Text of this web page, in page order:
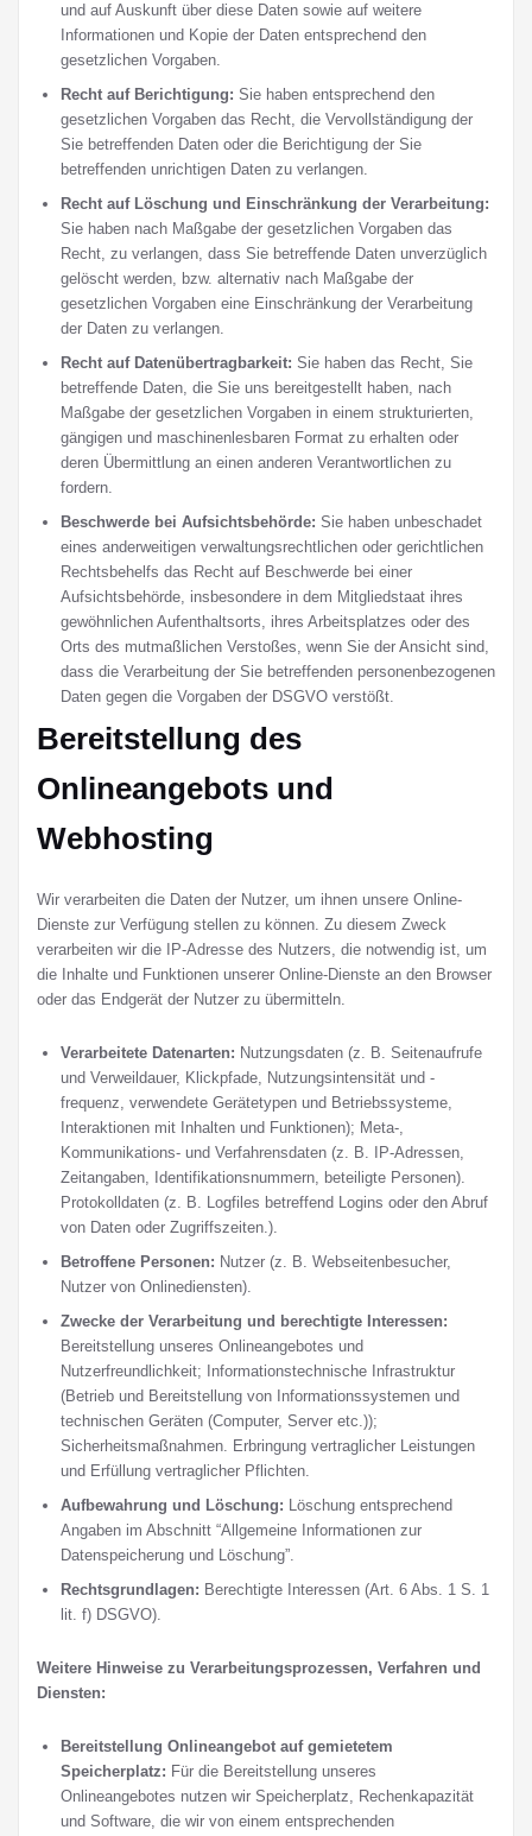
und auf Auskunft über diese Daten sowie auf weitere
Informationen und Kopie der Daten entsprechend den
gesetzlichen Vorgaben.
Recht auf Berichtigung: Sie haben entsprechend den
gesetzlichen Vorgaben das Recht, die Vervollständigung der
Sie betreffenden Daten oder die Berichtigung der Sie
betreffenden unrichtigen Daten zu verlangen.
Recht auf Löschung und Einschränkung der Verarbeitung:
Sie haben nach Maßgabe der gesetzlichen Vorgaben das
Recht, zu verlangen, dass Sie betreffende Daten unverzüglich
gelöscht werden, bzw. alternativ nach Maßgabe der
gesetzlichen Vorgaben eine Einschränkung der Verarbeitung
der Daten zu verlangen.
Recht auf Datenübertragbarkeit: Sie haben das Recht, Sie
betreffende Daten, die Sie uns bereitgestellt haben, nach
Maßgabe der gesetzlichen Vorgaben in einem strukturierten,
gängigen und maschinenlesbaren Format zu erhalten oder
deren Übermittlung an einen anderen Verantwortlichen zu
fordern.
Beschwerde bei Aufsichtsbehörde: Sie haben unbeschadet
eines anderweitigen verwaltungsrechtlichen oder gerichtlichen
Rechtsbehelfs das Recht auf Beschwerde bei einer
Aufsichtsbehörde, insbesondere in dem Mitgliedstaat ihres
gewöhnlichen Aufenthaltsorts, ihres Arbeitsplatzes oder des
Orts des mutmaßlichen Verstoßes, wenn Sie der Ansicht sind,
dass die Verarbeitung der Sie betreffenden personenbezogenen
Daten gegen die Vorgaben der DSGVO verstößt.
Bereitstellung des
Onlineangebots und
Webhosting
Wir verarbeiten die Daten der Nutzer, um ihnen unsere Online-
Dienste zur Verfügung stellen zu können. Zu diesem Zweck
verarbeiten wir die IP-Adresse des Nutzers, die notwendig ist, um
die Inhalte und Funktionen unserer Online-Dienste an den Browser
oder das Endgerät der Nutzer zu übermitteln.
Verarbeitete Datenarten: Nutzungsdaten (z. B. Seitenaufrufe
und Verweildauer, Klickpfade, Nutzungsintensität und -
frequenz, verwendete Gerätetypen und Betriebssysteme,
Interaktionen mit Inhalten und Funktionen); Meta-,
Kommunikations- und Verfahrensdaten (z. B. IP-Adressen,
Zeitangaben, Identifikationsnummern, beteiligte Personen).
Protokolldaten (z. B. Logfiles betreffend Logins oder den Abruf
von Daten oder Zugriffszeiten.).
Betroffene Personen: Nutzer (z. B. Webseitenbesucher,
Nutzer von Onlinediensten).
Zwecke der Verarbeitung und berechtigte Interessen:
Bereitstellung unseres Onlineangebotes und
Nutzerfreundlichkeit; Informationstechnische Infrastruktur
(Betrieb und Bereitstellung von Informationssystemen und
technischen Geräten (Computer, Server etc.));
Sicherheitsmaßnahmen. Erbringung vertraglicher Leistungen
und Erfüllung vertraglicher Pflichten.
Aufbewahrung und Löschung: Löschung entsprechend
Angaben im Abschnitt “Allgemeine Informationen zur
Datenspeicherung und Löschung”.
Rechtsgrundlagen: Berechtigte Interessen (Art. 6 Abs. 1 S. 1
lit. f) DSGVO).
Weitere Hinweise zu Verarbeitungsprozessen, Verfahren und
Diensten:
Bereitstellung Onlineangebot auf gemietetem
Speicherplatz: Für die Bereitstellung unseres
Onlineangebotes nutzen wir Speicherplatz, Rechenkapazität
und Software, die wir von einem entsprechenden